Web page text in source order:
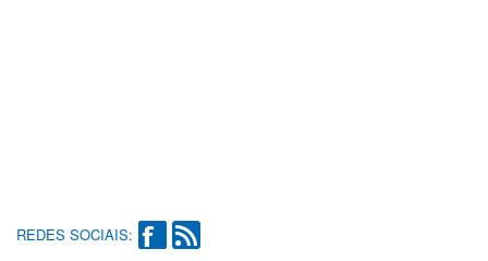
REDES SOCIAIS: